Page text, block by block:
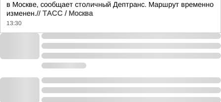
в Москве, сообщает столичный Дептранс. Маршрут временно
изменен.// ТАСС / Москва
13:30